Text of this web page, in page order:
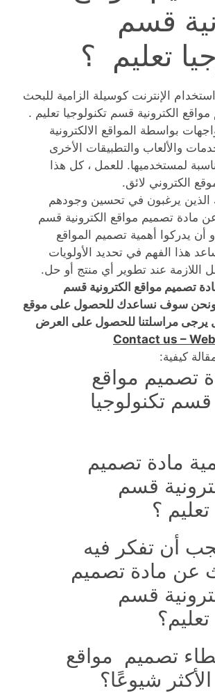
قسم
تعليم ؟
الإنترنت كوسيلة الزامية للبحث
الكترونية قسم تكنولوجيا تعليم .
بواسطة المواقع الالكترونية
والألعاب والتطبيقات الأخرى
لمستخدميها. للعمل ، كل هذا
الكتروني لائق.
يرغبون في تحسين وجودهم
مادة تصميم مواقع الكترونية قسم
و أن يدركوا أهمية تصميم المواقع
هذا الفهم في تحديد الأولويات
اللازمة عند تطوير أي منتج أو حل.
تصميم مواقع الكترونية قسم
ونحن سوف نساعدك للحصول على موقع
يرجى مراسلتنا للحصول على العرض
Contact us –
كيفية:
تصميم مواقع
قسم تكنولوجيا
مادة تصميم
قسم
تعليم ؟
أن تفكر فيه
عن مادة تصميم
قسم
تعليم؟
تصميم مواقع
الأكثر شيوعًا؟